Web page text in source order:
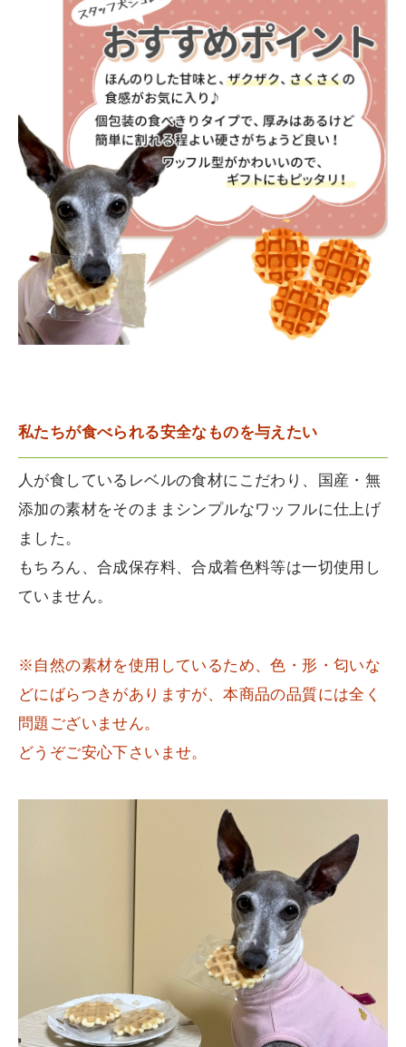
私たちが食べられる安全なものを与えたい
人が食しているレベルの食材にこだわり、国産・無
添加の素材をそのままシンプルなワッフルに仕上げ
ました。
もちろん、合成保存料、合成着色料等は一切使用し
ていません。
※自然の素材を使用しているため、色・形・匂いな
どにばらつきがありますが、本商品の品質には全く
問題ございません。
どうぞご安心下さいませ。